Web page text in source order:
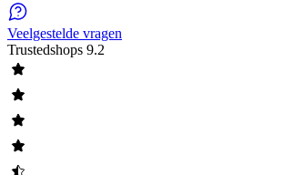
Veelgestelde vragen
Trustedshops 9.2